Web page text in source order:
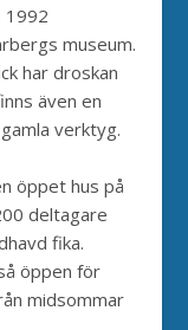
1992
museum.
har droskan
även en
verktyg.
öppet hus på
deltagare
fika.
öppen för
midsommar